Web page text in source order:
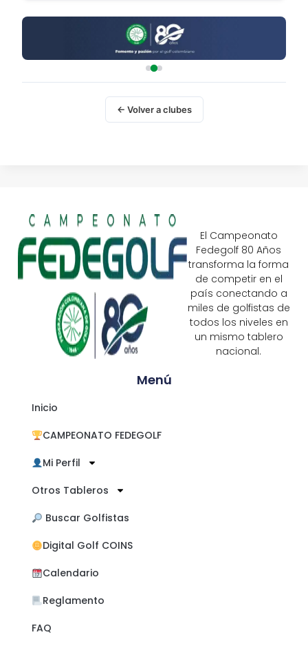
← Volver a clubes
El Campeonato
Fedegolf 80 Años
transforma la forma
de competir en el
país conectando a
miles de golfistas de
todos los niveles en
un mismo tablero
nacional.
Menú
Inicio
CAMPEONATO FEDEGOLF
Mi Perfil
Otros Tableros
​ Buscar Golfistas
Digital Golf COINS
Calendario
Reglamento
FAQ